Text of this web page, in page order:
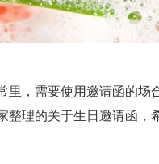
里，需要使用邀请函的场
理的关于生日邀请函，